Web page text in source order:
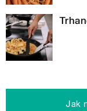
Jak